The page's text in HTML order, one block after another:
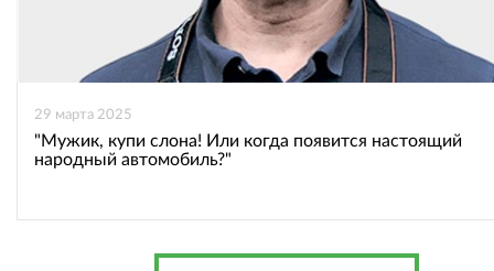
29 марта 2025
"Мужик, купи слона! Или когда появится настоящий
народный автомобиль?"